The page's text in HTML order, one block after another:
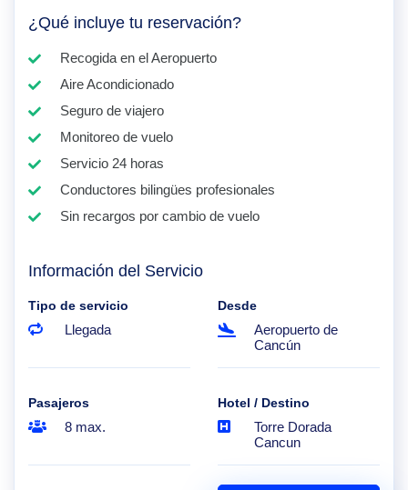
¿Qué incluye tu reservación?
Recogida en el Aeropuerto
Aire Acondicionado
Seguro de viajero
Monitoreo de vuelo
Servicio 24 horas
Conductores bilingües profesionales
Sin recargos por cambio de vuelo
Información del Servicio
Tipo de servicio
Llegada
Desde
Aeropuerto de
Cancún
Pasajeros
8 max.
Hotel / Destino
Torre Dorada
Cancun